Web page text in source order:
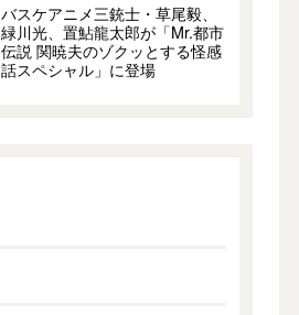
バスケアニメ三銃士・草尾毅、
緑川光、置鮎龍太郎が「Mr.都市
伝説 関暁夫のゾクッとする怪感
話スペシャル」に登場